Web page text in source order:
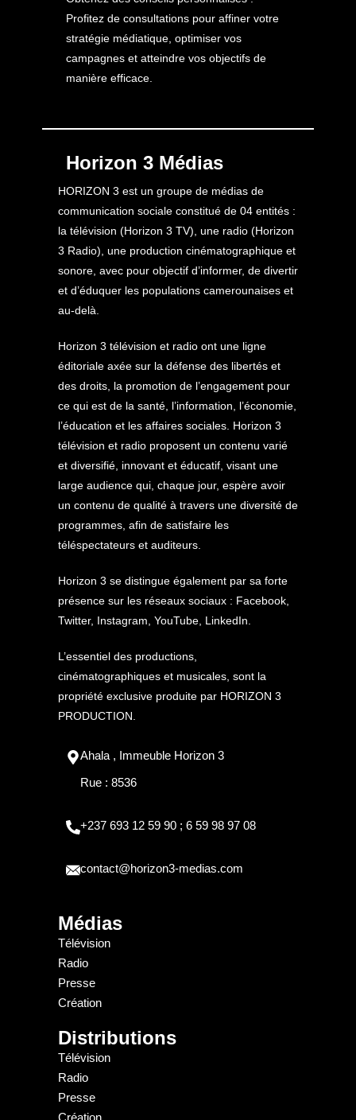
Profitez de consultations pour affiner votre
stratégie médiatique, optimiser vos
campagnes et atteindre vos objectifs de
manière efficace.
Horizon 3 Médias
HORIZON 3 est un groupe de médias de
communication sociale constitué de 04 entités :
la télévision (Horizon 3 TV), une radio (Horizon
3 Radio), une production cinématographique et
sonore, avec pour objectif d’informer, de divertir
et d’éduquer les populations camerounaises et
au-delà.
Horizon 3 télévision et radio ont une ligne
éditoriale axée sur la défense des libertés et
des droits, la promotion de l’engagement pour
ce qui est de la santé, l’information, l’économie,
l’éducation et les affaires sociales. Horizon 3
télévision et radio proposent un contenu varié
et diversifié, innovant et éducatif, visant une
large audience qui, chaque jour, espère avoir
un contenu de qualité à travers une diversité de
programmes, afin de satisfaire les
téléspectateurs et auditeurs.
Horizon 3 se distingue également par sa forte
présence sur les réseaux sociaux : Facebook,
Twitter, Instagram, YouTube, LinkedIn.
L’essentiel des productions,
cinématographiques et musicales, sont la
propriété exclusive produite par HORIZON 3
PRODUCTION.
Ahala , Immeuble Horizon 3
Rue : 8536
+237 693 12 59 90 ; 6 59 98 97 08
contact@horizon3-medias.com
Médias
Télévision
Radio
Presse
Création
Distributions
Télévision
Radio
Presse